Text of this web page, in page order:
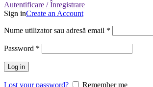
Autentificare / Înregistrare
Sign inCreate an Account
Nume utilizator sau adresă email *
Password *
Log in
Lost your password?
Remember me